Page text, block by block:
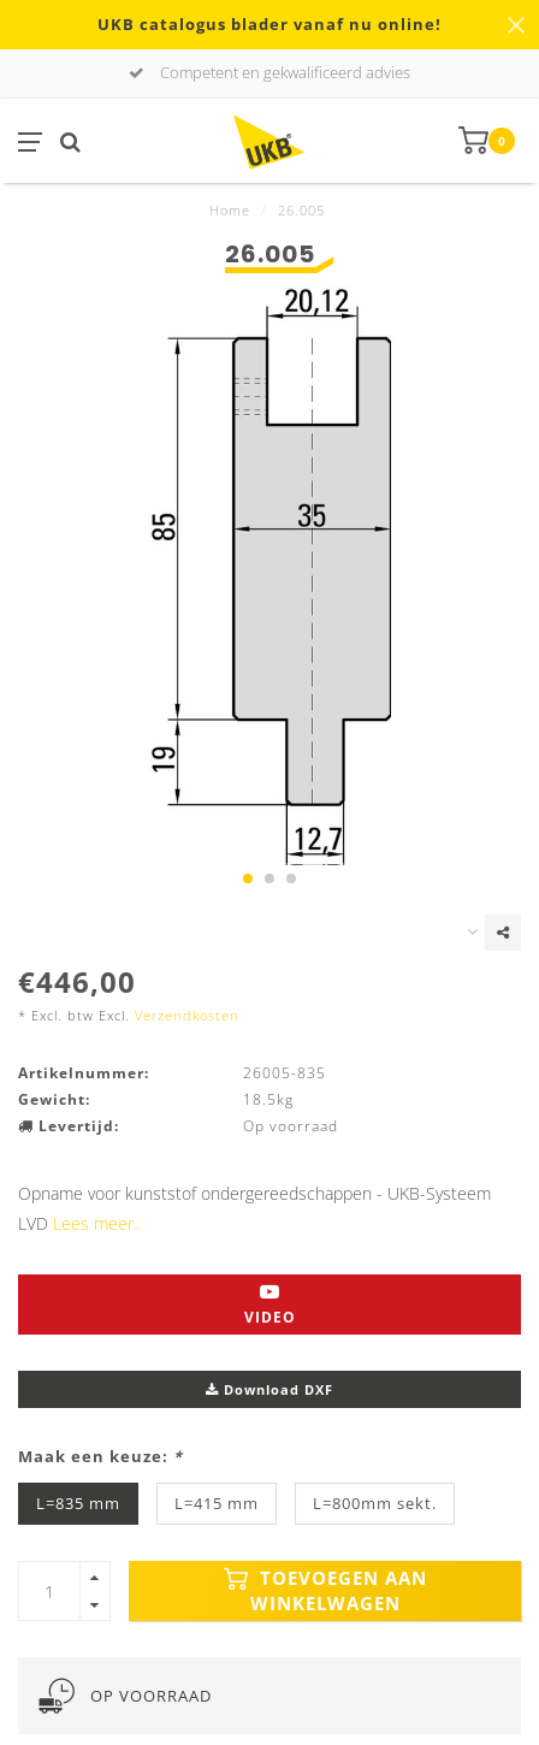
UKB catalogus blader vanaf nu online!
Competent en gekwalificeerd advies
0
Home 26.005
26.005
€446,00
* Excl. btw Excl. Verzendkosten
Artikelnummer:
26005-835
Gewicht:
18.5kg
Levertijd:
Op voorraad
Opname voor kunststof ondergereedschappen - UKB-Systeem
LVD Lees meer..
VIDEO
Download DXF
Maak een keuze: *
L=835 mm L=415 mm L=800mm sekt.
TOEVOEGEN AAN
WINKELWAGEN
OP VOORRAAD